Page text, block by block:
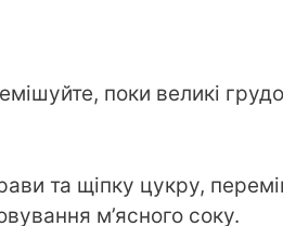
поки великі
та щіпку цукру,
м’ясного соку.